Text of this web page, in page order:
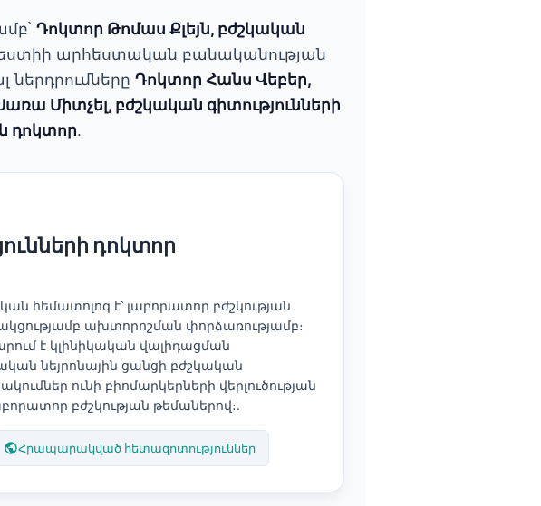
Դոկտոր Թոմաս Քլեյն, բժշկական
արհեստական բանականության
Դոկտոր Հանս Վեբեր,
Միտչել, բժշկական գիտությունների
դոկտոր.
դոկտոր
հեմատոլոգ է՝ լաբորատոր բժշկության
ախտորոշման փորձառությամբ։
է կլինիկական վալիդացման
նեյրոնային ցանցի բժշկական
ունի բիոմարկերների վերլուծության
բժշկության թեմաներով։.
Հրապարակված հետազոտություններ